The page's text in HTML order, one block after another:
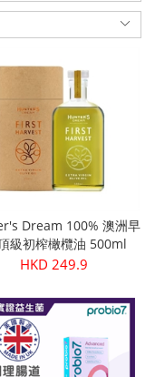
Dream 100% 澳洲早
級初榨橄欖油 500ml
HKD 249.9